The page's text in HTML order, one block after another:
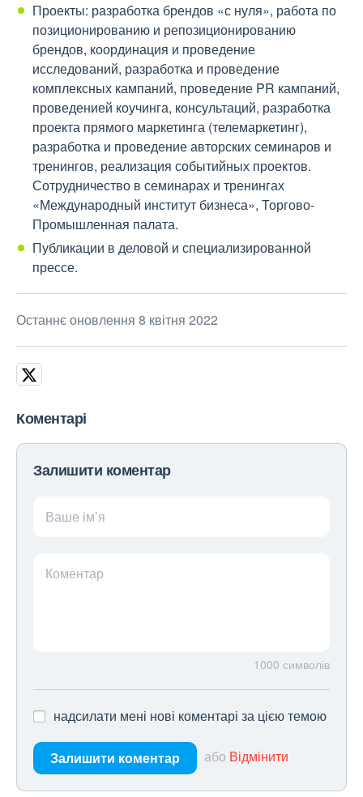
Проекты: разработка брендов «с нуля», работа по
позиционированию и репозиционированию
брендов, координация и проведение
исследований, разработка и проведение
комплексных кампаний, проведение PR кампаний,
проведенией коучинга, консультаций, разработка
проекта прямого маркетинга (телемаркетинг),
разработка и проведение авторских семинаров и
тренингов, реализация событийных проектов.
Сотрудничество в семинарах и тренингах
«Международный институт бизнеса», Торгово-
Промышленная палата.
Публикации в деловой и специализированной
прессе.
Останнє оновлення 8 квітня 2022
Коментарі
Залишити коментар
Ваше ім’я
Коментар
1000 символів
надсилати мені нові коментарі за цією темою
Залишити коментар або Відмінити